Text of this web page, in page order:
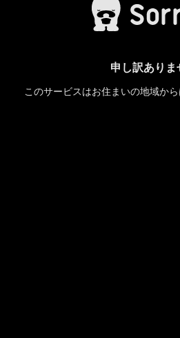
申し訳ありま
このサービスはお住まいの地域か